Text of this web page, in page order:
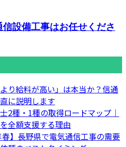
設備工事はお任せくださ
より給料が高い」は本当か？信通
に説明します
2種・1種の取得ロードマップ｜
全額支援する理由
春】長野県で電気通信工事の需要